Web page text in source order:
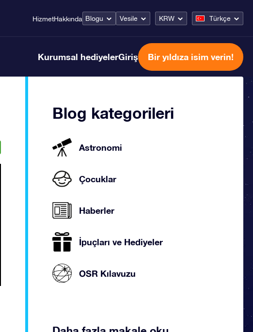
HizmetHakkında Blogu Vesile KRW Türkçe
Kurumsal hediyelerGiriş Bir yıldıza isim verin!
Blog kategorileri
Astronomi
Çocuklar
Haberler
İpuçları ve Hediyeler
OSR Kılavuzu